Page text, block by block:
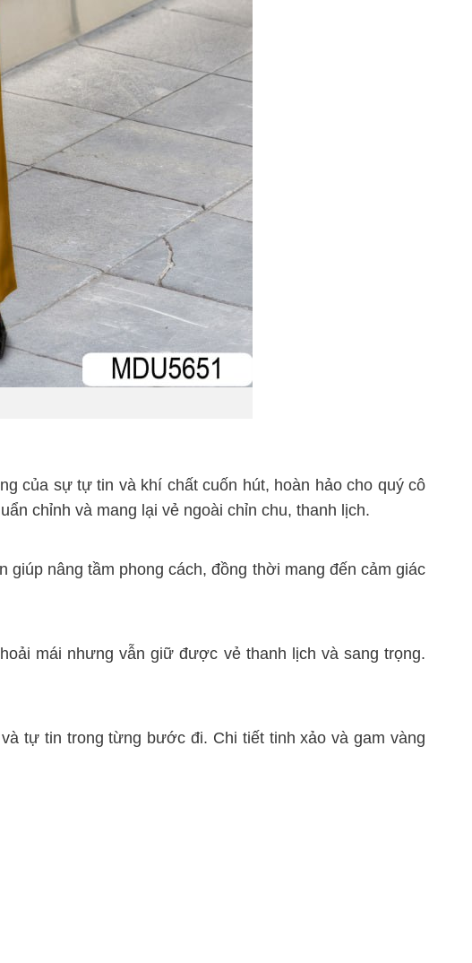
của sự tự tin và khí chất cuốn hút, hoàn hảo cho quý cô
chỉnh và mang lại vẻ ngoài chỉn chu, thanh lịch.
nâng tầm phong cách, đồng thời mang đến cảm giác
mái nhưng vẫn giữ được vẻ thanh lịch và sang trọng.
tự tin trong từng bước đi. Chi tiết tinh xảo và gam vàng